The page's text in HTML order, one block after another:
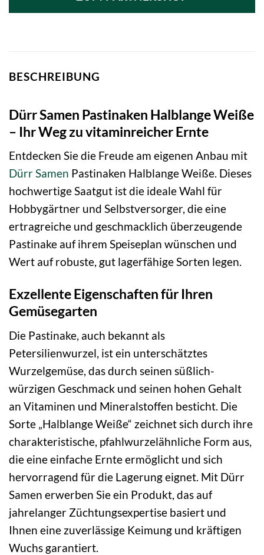
BESCHREIBUNG
Dürr Samen Pastinaken Halblange Weiße
– Ihr Weg zu vitaminreicher Ernte
Entdecken Sie die Freude am eigenen Anbau mit
Dürr Samen Pastinaken Halblange Weiße. Dieses
hochwertige Saatgut ist die ideale Wahl für
Hobbygärtner und Selbstversorger, die eine
ertragreiche und geschmacklich überzeugende
Pastinake auf ihrem Speiseplan wünschen und
Wert auf robuste, gut lagerfähige Sorten legen.
Exzellente Eigenschaften für Ihren
Gemüsegarten
Die Pastinake, auch bekannt als
Petersilienwurzel, ist ein unterschätztes
Wurzelgemüse, das durch seinen süßlich-
würzigen Geschmack und seinen hohen Gehalt
an Vitaminen und Mineralstoffen besticht. Die
Sorte „Halblange Weiße“ zeichnet sich durch ihre
charakteristische, pfahlwurzelähnliche Form aus,
die eine einfache Ernte ermöglicht und sich
hervorragend für die Lagerung eignet. Mit Dürr
Samen erwerben Sie ein Produkt, das auf
jahrelanger Züchtungsexpertise basiert und
Ihnen eine zuverlässige Keimung und kräftigen
Wuchs garantiert.